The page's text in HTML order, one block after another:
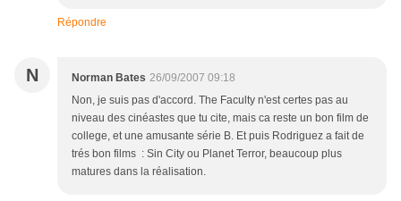
Répondre
N Norman Bates 26/09/2007 09:18
Non, je suis pas d'accord. The Faculty n'est certes pas au
niveau des cinéastes que tu cite, mais ca reste un bon film de
college, et une amusante série B. Et puis Rodriguez a fait de
trés bon films : Sin City ou Planet Terror, beaucoup plus
matures dans la réalisation.